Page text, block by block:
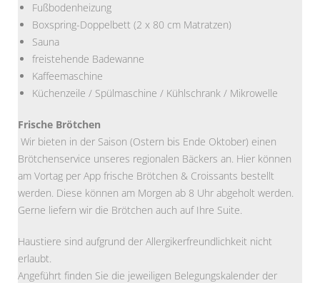
Fußbodenheizung
Boxspring-Doppelbett (2 x 80 cm Matratzen)
Sauna
freistehende Badewanne
Kaffeemaschine
Küchenzeile / Spülmaschine / Kühlschrank / Mikrowelle
Frische Brötchen
Wir bieten in der Saison (Ostern bis Ende Oktober) einen
Brötchenservice unseres regionalen Bäckers an. Hier können
am Vortag per App frische Brötchen & Croissants bestellt
werden. Diese können am Morgen ab 8 Uhr abgeholt werden.
Gerne liefern wir die Brötchen auch auf Ihre Suite.
Haustiere sind aufgrund der Allergikerfreundlichkeit nicht
erlaubt.
Angeführt finden Sie die jeweiligen Belegungskalender der